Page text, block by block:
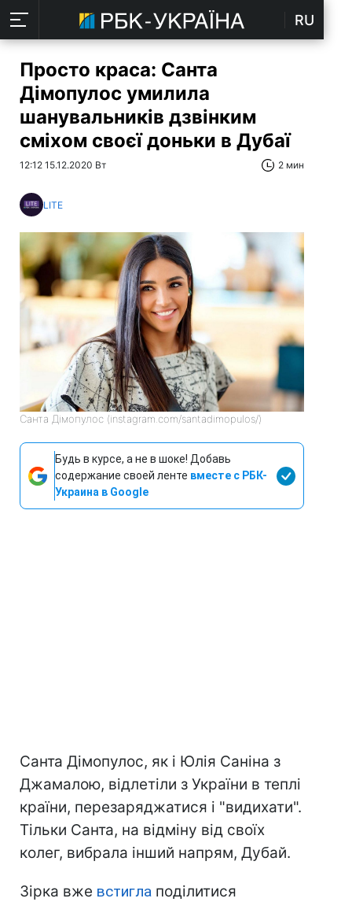
RU
Просто краса: Санта
Дімопулос умилила
шанувальників дзвінким
сміхом своєї доньки в Дубаї
12:12 15.12.2020 Вт 2 мин
LITE
Санта Дімопулос (instagram.com/santadimopulos/)
Будь в курсе, а не в шоке! Добавь
содержание своей ленте вместе с РБК-
Украина в Google
Санта Дімопулос, як і Юлія Саніна з
Джамалою, відлетіли з України в теплі
країни, перезаряджатися і "видихати".
Тільки Санта, на відміну від своїх
колег, вибрала інший напрям, Дубай.
Зірка вже встигла поділитися